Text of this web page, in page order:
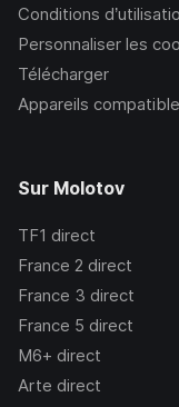
Conditions
Personnaliser les
Télécharger
Appareils
Sur Molotov
TF1 direct
France 2 direct
France 3 direct
France 5 direct
M6+ direct
Arte direct